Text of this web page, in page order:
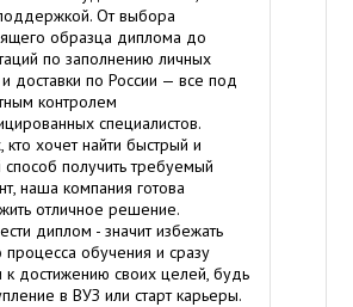
От выбора
образца диплома до
по заполнению личных
доставки по России — все под
контролем
специалистов.
кто хочет найти быстрый и
способ получить требуемый
наша компания готова
отличное решение.
диплом - значит избежать
процесса обучения и сразу
к достижению своих целей, будь
в ВУЗ или старт карьеры.